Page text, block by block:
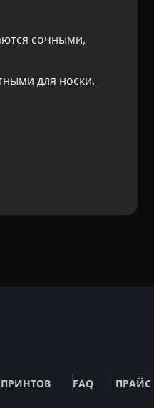
сочными,
для носки.
FAQ ПРАЙС